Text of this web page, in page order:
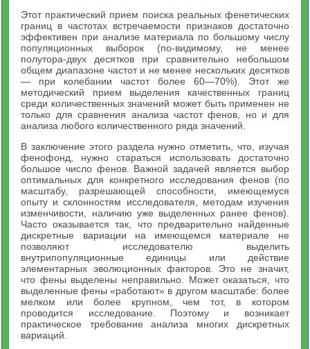
Этот практический прием поиска реальных фенетических
границ в частотах встречаемости признаков достаточно
эффективен при анализе материала по большому числу
популяционных выборок (по-видимому, не менее
полутора-двух десятков при сравнительно небольшом
общем диапазоне частот и не менее нескольких десятков
— при колебании частот более 60—70%). Этот же
методический прием выделения качественных границ
среди количественных значений может быть применен не
только для сравнения анализа частот фенов, но и для
анализа любого количественного ряда значений.
В заключение этого раздела нужно отметить, что, изучая
фенофонд, нужно стараться использовать достаточно
большое число фенов. Важной задачей является выбор
оптимальных для конкретного исследования фенов (по
масштабу, разрешающей способности, имеющемуся
опыту и склонностям исследователя, методам изучения
изменчивости, наличию уже выделенных ранее фенов).
Часто оказывается так, что предварительно найденные
дискретные вариации на имеющемся материале не
позволяют исследователю выделить
внутрипопуляционные единицы или действие
элементарных эволюционных факторов. Это не значит,
что фены выделены неправильно. Может оказаться, что
выделенные фены «работают» в другом масштабе: более
мелком или более крупном, чем тот, в котором
проводится исследование. Поэтому и возникает
практическое требование анализа многих дискретных
вариаций.